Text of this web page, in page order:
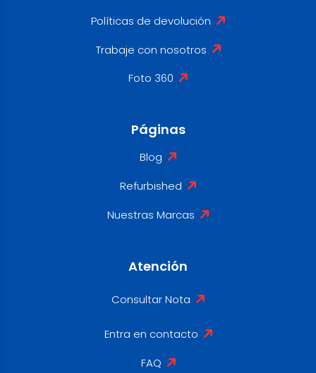
Políticas de devolución
Trabaje con nosotros
Foto 360
Páginas
Blog
Refurbished
Nuestras Marcas
Atención
Consultar Nota
Entra en contacto
FAQ